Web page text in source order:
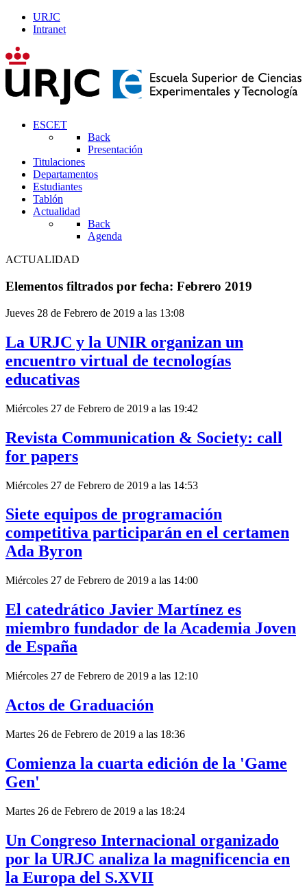
URJC
Intranet
ESCET
Back
Presentación
Titulaciones
Departamentos
Estudiantes
Tablón
Actualidad
Back
Agenda
ACTUALIDAD
Elementos filtrados por fecha: Febrero 2019
Jueves 28 de Febrero de 2019 a las 13:08
La URJC y la UNIR organizan un
encuentro virtual de tecnologías
educativas
Miércoles 27 de Febrero de 2019 a las 19:42
Revista Communication & Society: call
for papers
Miércoles 27 de Febrero de 2019 a las 14:53
Siete equipos de programación
competitiva participarán en el certamen
Ada Byron
Miércoles 27 de Febrero de 2019 a las 14:00
El catedrático Javier Martínez es
miembro fundador de la Academia Joven
de España
Miércoles 27 de Febrero de 2019 a las 12:10
Actos de Graduación
Martes 26 de Febrero de 2019 a las 18:36
Comienza la cuarta edición de la 'Game
Gen'
Martes 26 de Febrero de 2019 a las 18:24
Un Congreso Internacional organizado
por la URJC analiza la magnificencia en
la Europa del S.XVII